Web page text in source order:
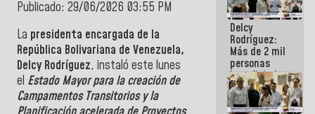
Publicado: 29/06/2026 03:55 PM
La presidenta encargada de la
República Bolivariana de Venezuela,
Delcy Rodríguez, instaló este lunes
el Estado Mayor para la creación de
Campamentos Transitorios y la
aprobada
por la AN
Delcy
Rodríguez:
Más de 2 mil
personas
beneficiadas
con planes
para